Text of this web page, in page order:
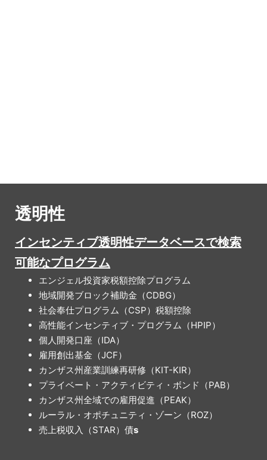
透明性
インセンティブ透明性データベースで検索
可能なプログラム
エンジェル投資家税額控除プログラム
地域開発ブロック補助金（CDBG）
社会奉仕プログラム（CSP）税額控除
高性能インセンティブ・プログラム（HPIP）
個人開発口座（IDA）
雇用創出基金（JCF）
カンザス州産業訓練再研修（KIT-KIR）
プライベート・アクティビティ・ボンド（PAB）
カンザス州全域での雇用促進（PEAK）
ルーラル・オポチュニティ・ゾーン（ROZ）
売上税収入（STAR）債s